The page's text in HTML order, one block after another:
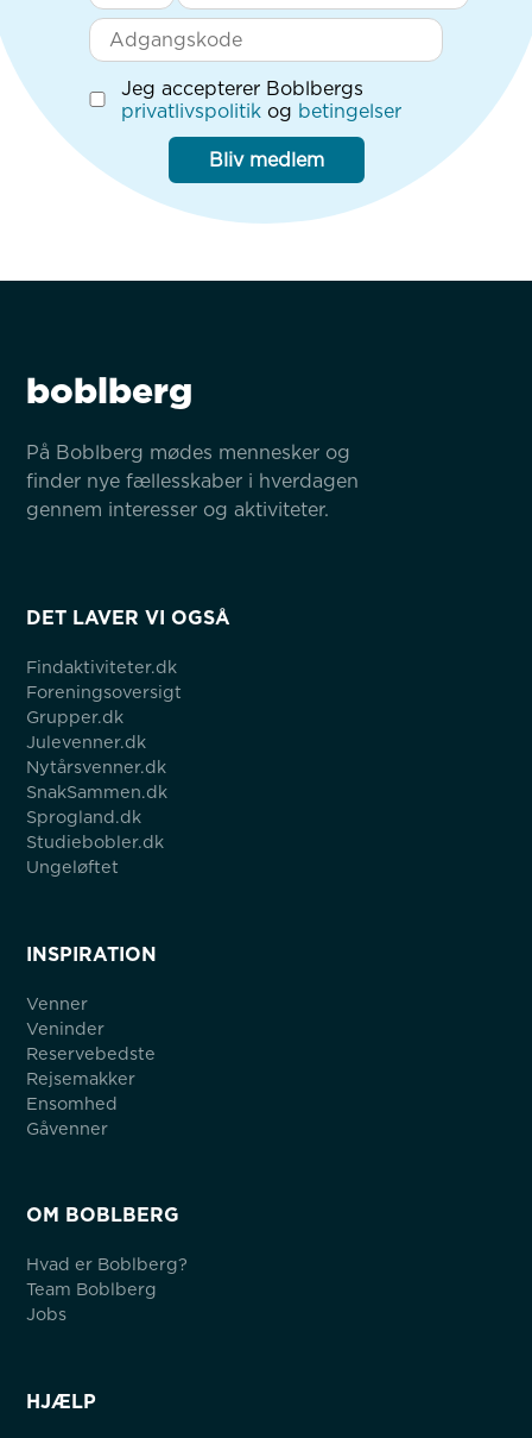
Jeg accepterer Boblbergs
privatlivspolitik og betingelser
Bliv medlem
boblberg
På Boblberg mødes mennesker og
finder nye fællesskaber i hverdagen
gennem interesser og aktiviteter.
DET LAVER VI OGSÅ
Findaktiviteter.dk
Foreningsoversigt
Grupper.dk
Julevenner.dk
Nytårsvenner.dk
SnakSammen.dk
Sprogland.dk
Studiebobler.dk
Ungeløftet
INSPIRATION
Venner
Veninder
Reservebedste
Rejsemakker
Ensomhed
Gåvenner
OM BOBLBERG
Hvad er Boblberg?
Team Boblberg
Jobs
HJÆLP